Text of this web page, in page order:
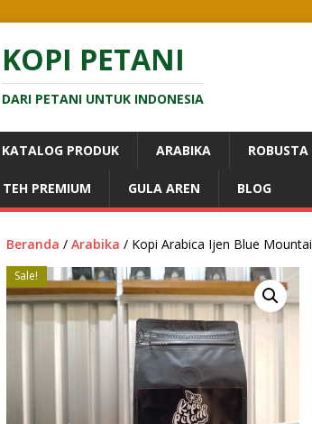
KOPI PETANI
DARI PETANI UNTUK INDONESIA
KATALOG PRODUK ARABIKA ROBUSTA
TEH PREMIUM GULA AREN BLOG
Beranda / Arabika / Kopi Arabica Ijen Blue
Sale!